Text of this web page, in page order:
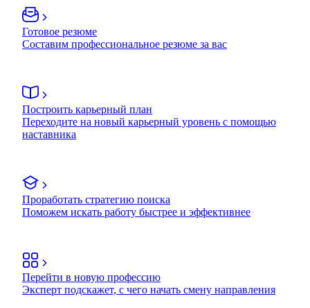
Готовое резюме
Составим профессиональное резюме за вас
Построить карьерный план
Переходите на новый карьерный уровень с помощью
наставника
Проработать стратегию поиска
Поможем искать работу быстрее и эффективнее
Перейти в новую профессию
Эксперт подскажет, с чего начать смену направления